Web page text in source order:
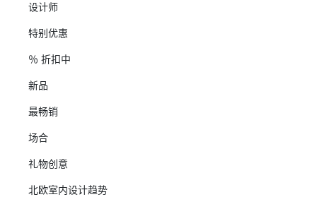
设计师
特别优惠
％ 折扣中
新品
最畅销
场合
礼物创意
北欧室内设计趋势